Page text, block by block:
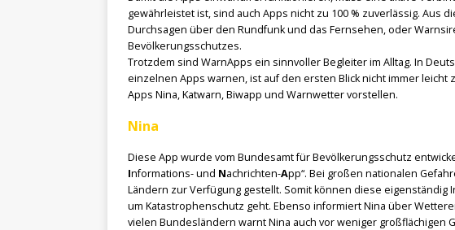
gewährleistet ist, sind auch Apps nicht zu 100 % zuverlässig. Aus
Durchsagen über den Rundfunk und das Fernsehen, oder
Bevölkerungsschutzes.
Trotzdem sind WarnApps ein sinnvoller Begleiter im Alltag. In
einzelnen Apps warnen, ist auf den ersten Blick nicht immer
Apps Nina, Katwarn, Biwapp und Warnwetter vorstellen.
Nina
Diese App wurde vom Bundesamt für Bevölkerungsschutz
Informations- und Nachrichten-App“. Bei großen nationalen
Ländern zur Verfügung gestellt. Somit können diese
um Katastrophenschutz geht. Ebenso informiert Nina über
vielen Bundesländern warnt Nina auch vor weniger großflächigen